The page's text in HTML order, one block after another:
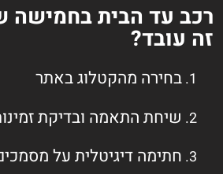
רכב עד הבית בחמישה
זה עובד?
בחירה מהקטלוג באתר
שיחת התאמה ובדיקת
חתימה דיגיטלית על